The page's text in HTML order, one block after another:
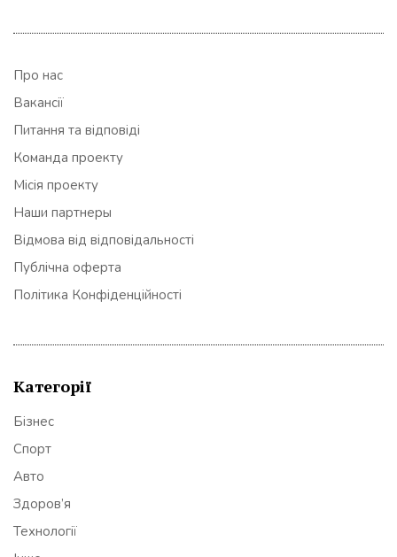
Про нас
Вакансії
Питання та відповіді
Команда проекту
Місія проекту
Наши партнеры
Відмова від відповідальності
Публічна оферта
Політика Конфіденційності
Категорії
Бізнес
Спорт
Авто
Здоров’я
Технології